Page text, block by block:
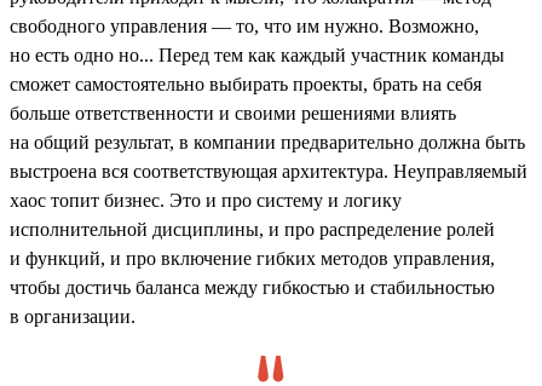
свободного управления — то, что им нужно. Возможно,
но есть одно но... Перед тем как каждый участник команды
сможет самостоятельно выбирать проекты, брать на себя
больше ответственности и своими решениями влиять
на общий результат, в компании предварительно должна быть
выстроена вся соответствующая архитектура. Неуправляемый
хаос топит бизнес. Это и про систему и логику
исполнительной дисциплины, и про распределение ролей
и функций, и про включение гибких методов управления,
чтобы достичь баланса между гибкостью и стабильностью
в организации.